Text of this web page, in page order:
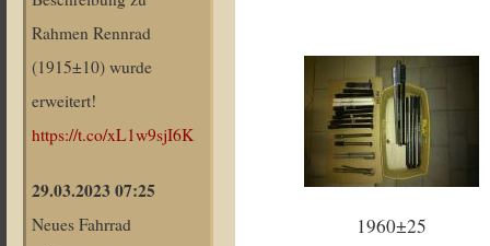
Rahmen Rennrad
(1915±10) wurde
erweitert!
https://t.co/xL1w9sjI6K
29.03.2023 07:25
Neues Fahrrad
1960±25